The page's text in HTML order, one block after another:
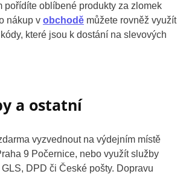
pořídíte oblíbené produkty za zlomek
nákup v obchodě můžete rovněž využít
které jsou k dostání na slevových
a ostatní
vyzvednout na výdejním místě
9 Počernice, nebo využít služby
DPD či České pošty. Dopravu